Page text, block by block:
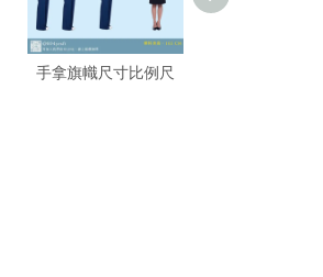
手拿旗幟尺寸比例尺